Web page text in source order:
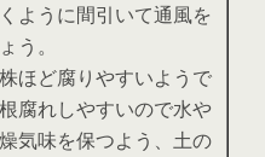
ように間引いて通風を
う。
ほど腐りやすいようで
腐れしやすいので水や
気味を保つよう、土の